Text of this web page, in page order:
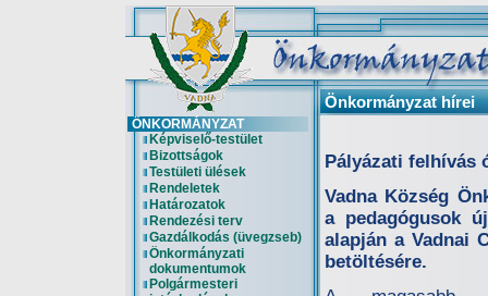
Önkormányzat hírei
ÖNKORMÁNYZAT
Képviselő-testület
Bizottságok
Testületi ülések
Rendeletek
Határozatok
Rendezési terv
Gazdálkodás (üvegzseb)
Önkormányzati
dokumentumok
Polgármesteri
Pályázati felhívás
Vadna Község
a pedagógusok
alapján a Vadnai
betöltésére.